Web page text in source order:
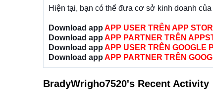
Hiện tại, bạn có thể đưa cơ sở kinh doanh
Download app APP USER TRÊN APP
Download app APP PARTNER TRÊN
Download app APP USER TRÊN GOOGLE
Download app APP PARTNER TRÊN
BradyWrigho7520's Recent Activity